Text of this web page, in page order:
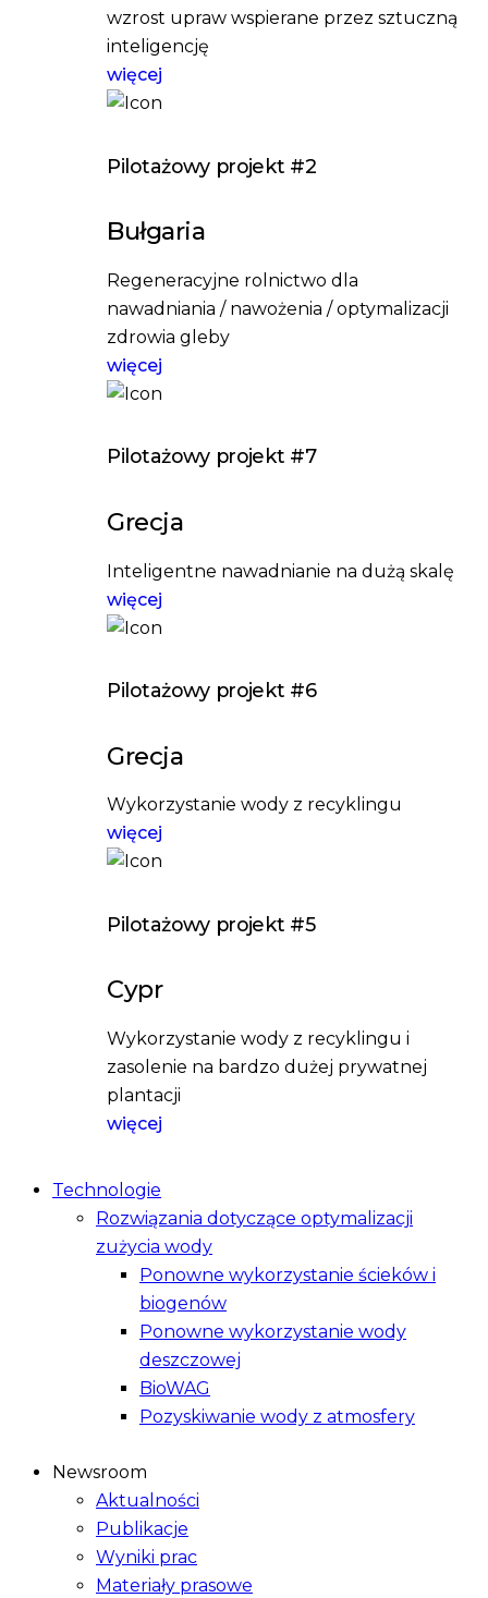
wzrost upraw wspierane przez sztuczną
inteligencję
więcej
Pilotażowy projekt #2
Bułgaria
Regeneracyjne rolnictwo dla
nawadniania / nawożenia / optymalizacji
zdrowia gleby
więcej
Pilotażowy projekt #7
Grecja
Inteligentne nawadnianie na dużą skalę
więcej
Pilotażowy projekt #6
Grecja
Wykorzystanie wody z recyklingu
więcej
Pilotażowy projekt #5
Cypr
Wykorzystanie wody z recyklingu i
zasolenie na bardzo dużej prywatnej
plantacji
więcej
Technologie
Rozwiązania dotyczące optymalizacji
zużycia wody
Ponowne wykorzystanie ścieków i
biogenów
Ponowne wykorzystanie wody
deszczowej
BioWAG
Pozyskiwanie wody z atmosfery
Newsroom
Aktualności
Publikacje
Wyniki prac
Materiały prasowe